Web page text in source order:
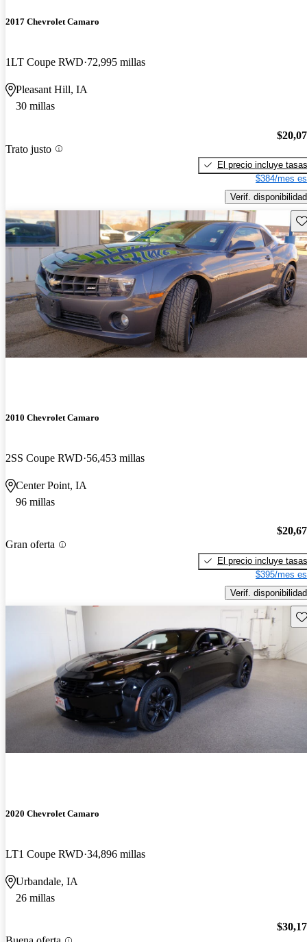
2017 Chevrolet Camaro
1LT Coupe RWD 72,995 millas
Pleasant Hill, IA
30 millas
Trato justo
El precio incluye tasas
$384/mes
Verif. disponibilidad
2010 Chevrolet Camaro
2SS Coupe RWD 56,453 millas
Center Point, IA
96 millas
Gran oferta
El precio incluye tasas
$395/mes
Verif. disponibilidad
2020 Chevrolet Camaro
LT1 Coupe RWD 34,896 millas
Urbandale, IA
26 millas